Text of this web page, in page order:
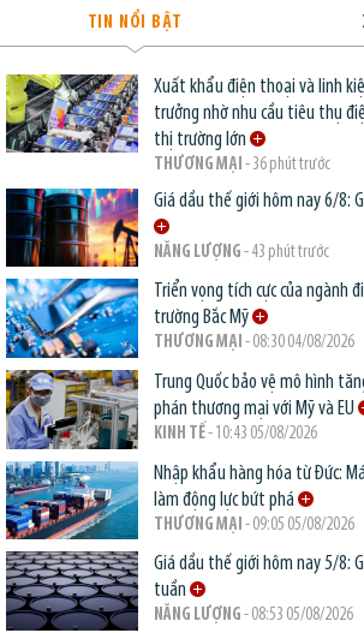
TIN NỔI BẬT
Xuất khẩu điện thoại và linh
trưởng nhờ nhu cầu tiêu thụ
thị trường lớn
THƯƠNG MẠI - 36 phút trước
Giá dầu thế giới hôm nay 6/8:
NĂNG LƯỢNG - 43 phút trước
Triển vọng tích cực của ngành
trường Bắc Mỹ
THƯƠNG MẠI - 08:30 04/08/2026
Trung Quốc bảo vệ mô hình
phán thương mại với Mỹ và EU
KINH TẾ- 10:43 05/08/2026
Nhập khẩu hàng hóa từ Đức:
làm động lực bứt phá
THƯƠNG MẠI - 09:05 05/08/2026
Giá dầu thế giới hôm nay 5/8:
tuần
NĂNG LƯỢNG - 08:53 05/08/2026